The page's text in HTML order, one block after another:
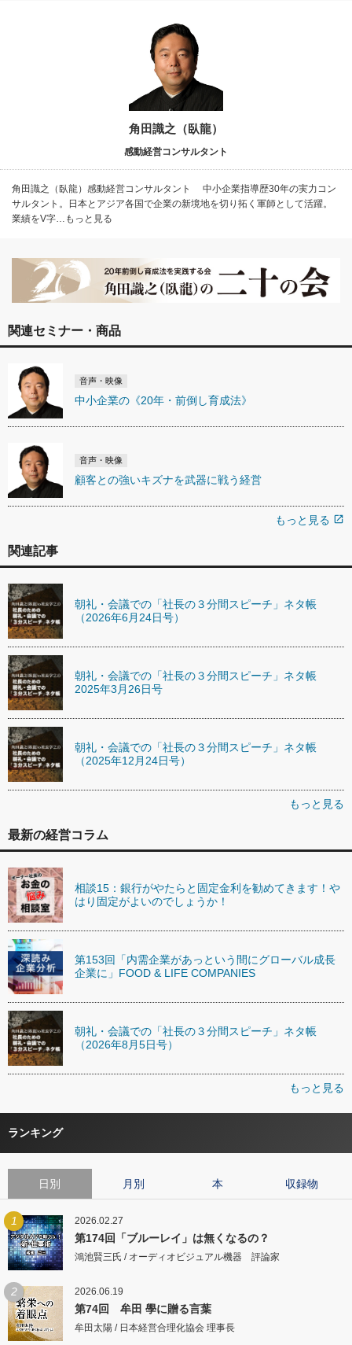
角田識之（臥龍）
感動経営コンサルタント
角田識之（臥龍）感動経営コンサルタント 中小企業指導歴30年の実力コン
サルタント。日本とアジア各国で企業の新境地を切り拓く軍師として活躍。
業績をV字…もっと見る
関連セミナー・商品
音声・映像
中小企業の《20年・前倒し育成法》
音声・映像
顧客との強いキズナを武器に戦う経営
もっと見る open_in_new
関連記事
朝礼・会議での「社長の３分間スピーチ」ネタ帳
（2026年6月24日号）
朝礼・会議での「社長の３分間スピーチ」ネタ帳
2025年3月26日号
朝礼・会議での「社長の３分間スピーチ」ネタ帳
（2025年12月24日号）
もっと見る
最新の経営コラム
相談15：銀行がやたらと固定金利を勧めてきます！や
はり固定がよいのでしょうか！
第153回「内需企業があっという間にグローバル成長
企業に」FOOD & LIFE COMPANIES
朝礼・会議での「社長の３分間スピーチ」ネタ帳
（2026年8月5日号）
もっと見る
ランキング
日別 月別 本 収録物
1 2026.02.27
第174回「ブルーレイ」は無くなるの？
鴻池賢三氏 / オーディオビジュアル機器 評論家
2 2026.06.19
第74回 牟田 學に贈る言葉
牟田太陽 / 日本経営合理化協会 理事長